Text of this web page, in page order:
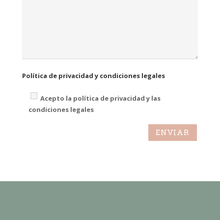
Política de privacidad y condiciones legales
Acepto la política de privacidad y las
condiciones legales
ENVIAR